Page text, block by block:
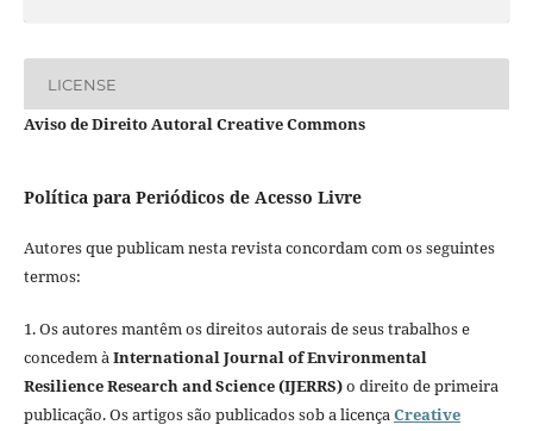
LICENSE
Aviso de Direito Autoral Creative Commons
Política para Periódicos de Acesso Livre
Autores que publicam nesta revista concordam com os seguintes
termos:
1. Os autores mantêm os direitos autorais de seus trabalhos e
concedem àInternational Journal of Environmental
Resilience Research and Science (IJERRS)o direito de primeira
publicação. Os artigos são publicados sob a licençaCreative